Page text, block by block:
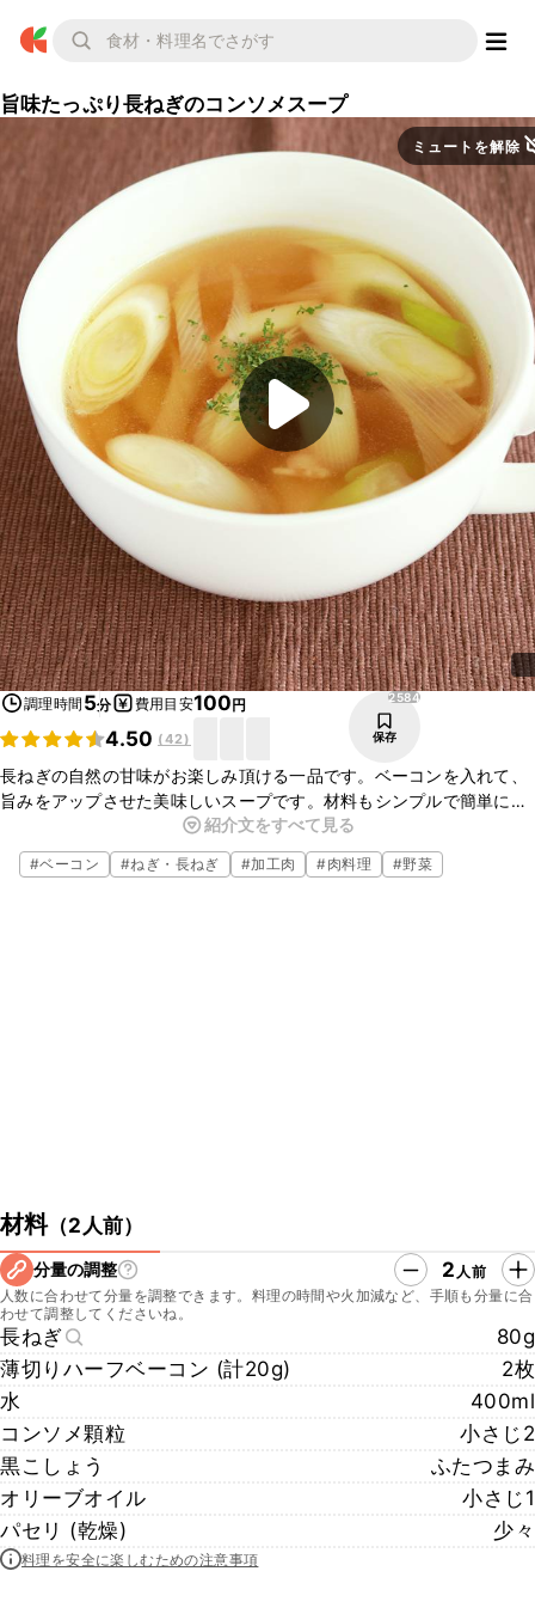
旨味たっぷり長ねぎのコンソメスープ
ミュートを解除
調理時間 5分 費用目安100円
4.50 (42)
2584
保存
長ねぎの自然の甘味がお楽しみ頂ける一品です。ベーコンを入れて、
旨みをアップさせた美味しいスープです。材料もシンプルで簡単に作
ることが出来ますので、朝食や時間のないときにもぴったりですよ。
是非一度お試しください。
紹介文をすべて見る
#ベーコン #ねぎ・長ねぎ #加工肉 #肉料理 #野菜
材料（2人前）
分量の調整 2 人前
人数に合わせて分量を調整できます。料理の時間や火加減など、手順も分量に合
わせて調整してくださいね。
長ねぎ
80g
薄切りハーフベーコン (計20g)
2枚
水
400ml
コンソメ顆粒
小さじ2
黒こしょう
ふたつまみ
オリーブオイル
小さじ1
パセリ (乾燥)
少々
料理を安全に楽しむための注意事項